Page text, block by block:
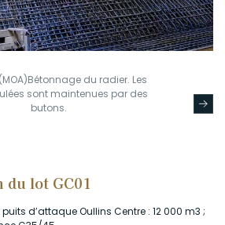
du radier. Les
sont maintenues par des
butons.
du lot GC01
d’attaque Oullins Centre : 12 000 m3 ;